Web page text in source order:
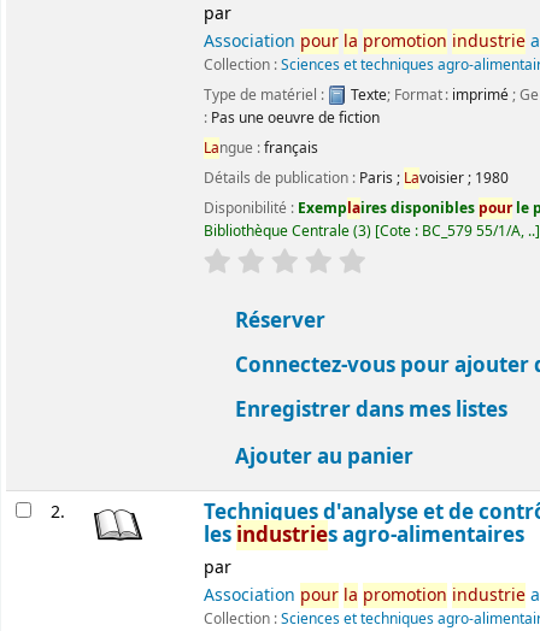
par
Association pour la promotion industrie
Collection :Sciences et techniques agro-
Type de matériel :
Texte; Format : imprimé;
: Pas une oeuvre de fiction
Langue :français
Détails de publication : Paris ; Lavoisier; 1980
Disponibilité : Exemplaires disponibles pourle
Bibliothèque Centrale(3) Cote : BC_579 55/1/A, ..
évaluation
Réserver
Connectez-vous pour ajouter
Enregistrer dans mes listes
Ajouter au panier
2. Techniques d'analyse et de
les industries agro-alimentaires
par
Association pour la promotion industrie
Collection :Sciences et techniques agro-